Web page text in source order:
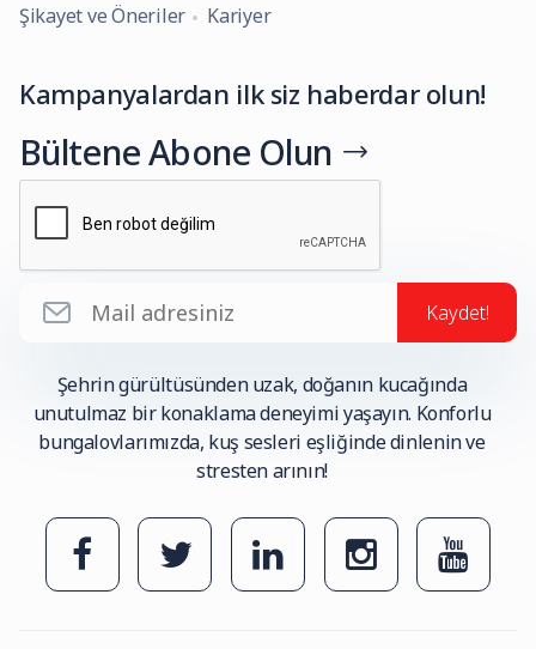
Şikayet ve Öneriler Kariyer
Kampanyalardan ilk siz haberdar olun!
Bültene Abone Olun
Kaydet!
Şehrin gürültüsünden uzak, doğanın kucağında
unutulmaz bir konaklama deneyimi yaşayın. Konforlu
bungalovlarımızda, kuş sesleri eşliğinde dinlenin ve
stresten arının!